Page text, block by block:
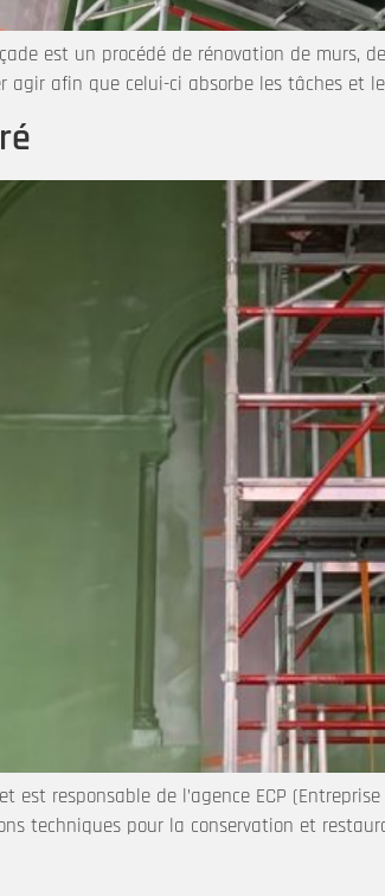
est un procédé de rénovation de murs,
afin que celui-ci absorbe les tâches et
est responsable de l’agence ECP
techniques pour la conservation et